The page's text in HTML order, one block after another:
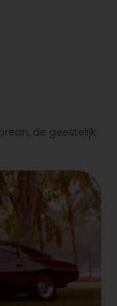
de geestelijk